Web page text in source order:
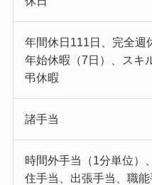
年間休日111日、完全週
年始休暇（7日）、スキ
弔休暇
諸手当
時間外手当（1分単位）
住手当、出張手当、職